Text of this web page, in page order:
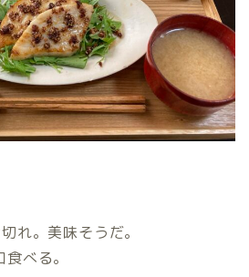
れ。美味そうだ。
べる。